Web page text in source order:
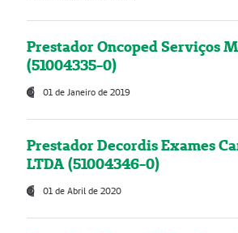
Prestador Oncoped Serviços
(51004335-0)
01 de Janeiro de 2019
Prestador Decordis Exames
LTDA (51004346-0)
01 de Abril de 2020